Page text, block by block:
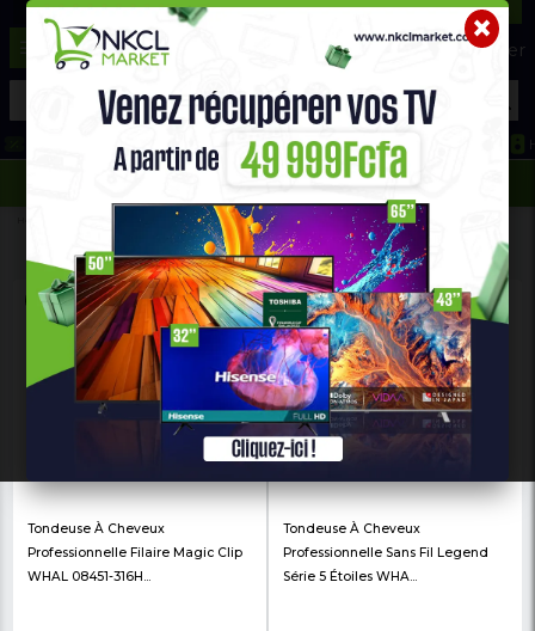
☰ Aide ?
Promo Congélateur Telephone Hightech
693 71 25 25 652 36 21 34
Home Santé & Beauté Rasoirs & Tondeuses